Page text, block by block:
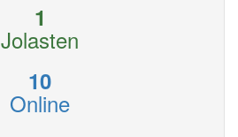
1
Jolasten
10
Online